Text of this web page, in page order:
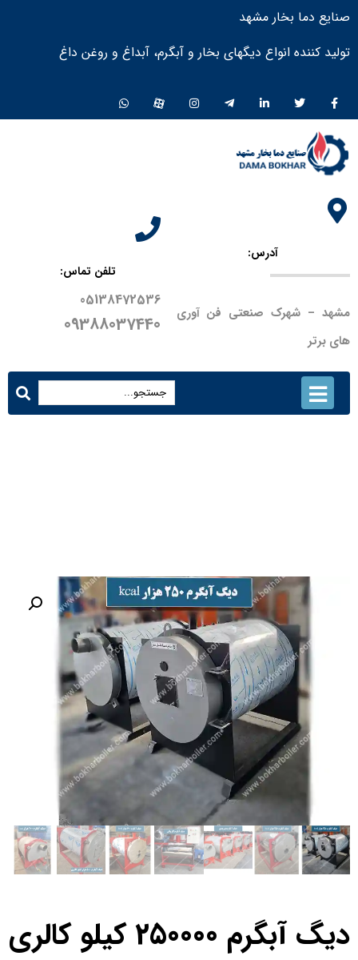
صنایع دما بخار مشهد
تولید کننده انواع دیگهای بخار و آبگرم، آبداغ و روغن داغ ​
آدرس:
مشهد – شهرک صنعتی فن آوری
های برتر
تلفن تماس:
05138472536
09388037440
دیگ آبگرم 250000 کیلو کالری
دیگ آبگرم 250000 کیلو کالری